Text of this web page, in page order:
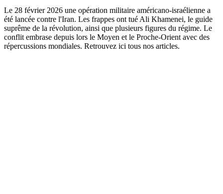
Le 28 février 2026 une opération militaire américano-israélienne a
été lancée contre l'Iran. Les frappes ont tué Ali Khamenei, le guide
suprême de la révolution, ainsi que plusieurs figures du régime. Le
conflit embrase depuis lors le Moyen et le Proche-Orient avec des
répercussions mondiales. Retrouvez ici tous nos articles.